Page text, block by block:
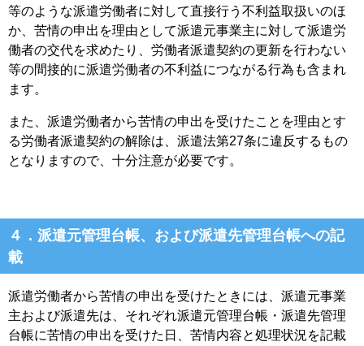
等のような派遣労働者に対して直接行う不利益取扱いのほ
か、苦情の申出を理由として派遣元事業主に対して派遣労
働者の交代を求めたり、労働者派遣契約の更新を行わない
等の間接的に派遣労働者の不利益につながる行為も含まれ
ます。
また、派遣労働者から苦情の申出を受けたことを理由とす
る労働者派遣契約の解除は、派遣法第27条に違反するもの
となりますので、十分注意が必要です。
４．派遣元管理台帳、および派遣先管理台帳への記
載
派遣労働者から苦情の申出を受けたときには、派遣元事業
主および派遣先は、それぞれ派遣元管理台帳・派遣先管理
台帳に苦情の申出を受けた日、苦情内容と処理状況を記載